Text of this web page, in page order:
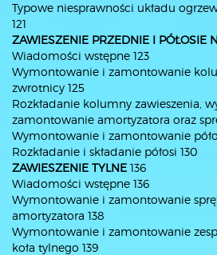
Typowe niesprawności układu
121
ZAWIESZENIE PRZEDNIE I PÓŁOSIE
Wiadomości wstępne 123
Wymontowanie i zamontowanie
zwrotnicy 125
Rozkładanie kolumny zawieszenia,
zamontowanie amortyzatora oraz
Wymontowanie i zamontowanie
Rozkładanie i składanie półosi 130
ZAWIESZENIE TYLNE 136
Wiadomości wstępne 136
Wymontowanie i zamontowanie
amortyzatora 138
Wymontowanie i zamontowanie
koła tylnego 139